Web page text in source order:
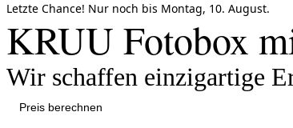
Letzte Chance! Nur noch bis Montag, 10. August.
KRUU Fotobox
Wir schaffen einzigartige
Preis berechnen